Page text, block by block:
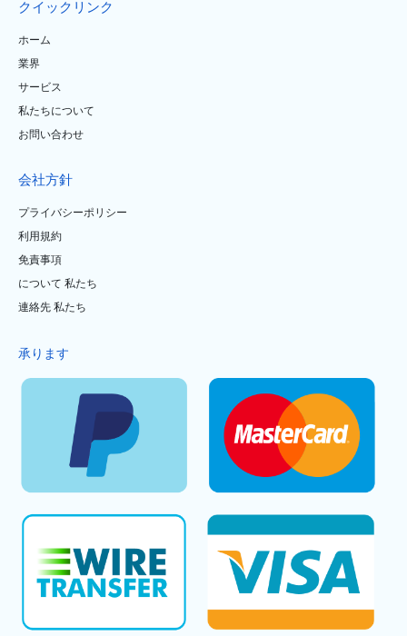
クイックリンク
ホーム
業界
サービス
私たちについて
お問い合わせ
会社方針
プライバシーポリシー
利用規約
免責事項
について 私たち
連絡先 私たち
承ります